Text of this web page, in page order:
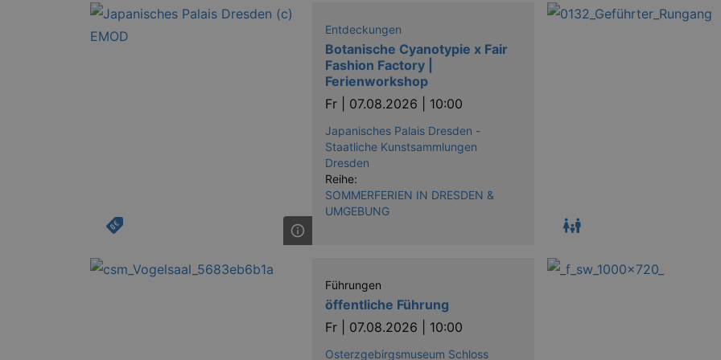
Entdeckungen
Botanische Cyanotypie x Fair
Fashion Factory |
Ferienworkshop
Fr | 07.08.2026 | 10:00
Japanisches Palais Dresden -
Staatliche Kunstsammlungen
Dresden
Reihe:
SOMMERFERIEN IN DRESDEN &
UMGEBUNG
Führungen
öffentliche Führung
Fr | 07.08.2026 | 10:00
Osterzgebirgsmuseum Schloss
This cookie is written to help with site security in
Provider / Domain
kulturkalender_dresden_session
www.kulturkalender-
Google LLC
This cookie name is associated with
significant update to Google's more
This cookie name is associated with Google
appears to be a new cookie and as of
available from Google. It appears to store
each page visited.
.kulturkalender-
dresden.de
This cookie name is associated with Google
to documentation it is used to throttle the
collection of data on high traffic sites. It
Group LLC